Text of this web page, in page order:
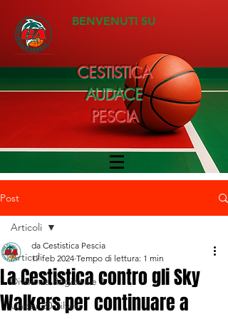
BENVENUTI SU
CESTISTICA
AUDACE
PESCIA
Post
Articoli
Divisione Regionale 1
Under 20 Silver
Articoli
La Cestistica contro gli Sky
Walkers per continuare a
da Cestistica Pescia
17 feb 2024 Tempo di lettura: 1 min